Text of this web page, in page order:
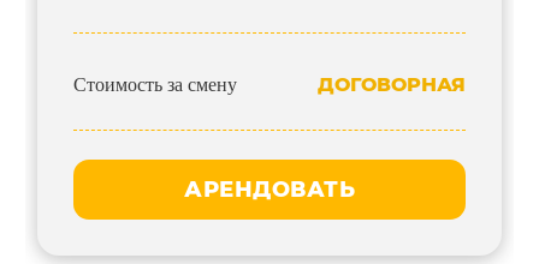
Стоимость за смену ДОГОВОРНАЯ
АРЕНДОВАТЬ